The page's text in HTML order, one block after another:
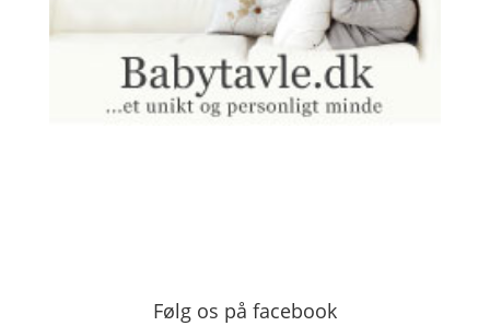
Følg os på facebook